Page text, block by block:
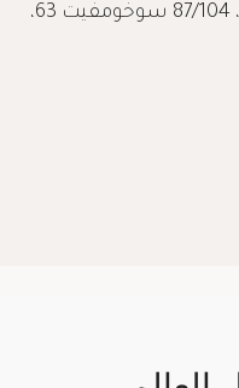
الطابق الأرضي، مبنى مودرن تاون، 87/104 سوخومفيت 63،